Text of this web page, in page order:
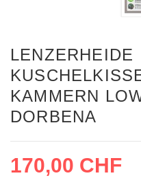
LENZERHEIDE
KAMMERN
DORBENA
170,00 CHF